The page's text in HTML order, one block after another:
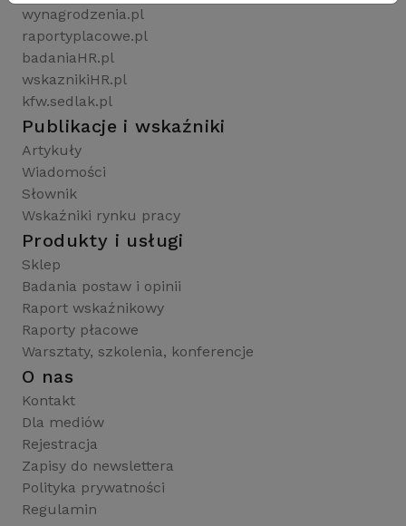
wynagrodzenia.pl
raportyplacowe.pl
badaniaHR.pl
wskaznikiHR.pl
kfw.sedlak.pl
Publikacje i wskaźniki
Artykuły
Wiadomości
Słownik
Wskaźniki rynku pracy
Produkty i usługi
Sklep
Badania postaw i opinii
Raport wskaźnikowy
Raporty płacowe
Warsztaty, szkolenia, konferencje
O nas
Kontakt
Dla mediów
Rejestracja
Zapisy do newslettera
Polityka prywatności
Regulamin